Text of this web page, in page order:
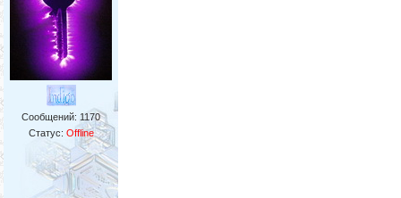
Сообщений: 1170
Статус: Offline